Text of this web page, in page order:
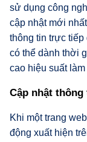
sử dụng công
cập nhật mới
thông tin trực
có thể dành thời
cao hiệu suất làm
Cập nhật
Khi một trang
động xuất hiện